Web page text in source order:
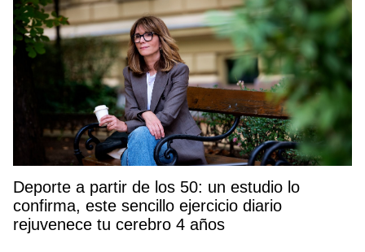
Deporte a partir de los 50: un estudio lo
confirma, este sencillo ejercicio diario
rejuvenece tu cerebro 4 años